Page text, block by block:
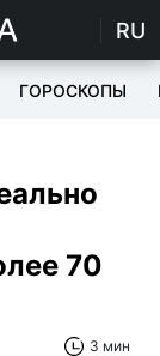
RU
ГОРОСКОПЫ
70
3 мин